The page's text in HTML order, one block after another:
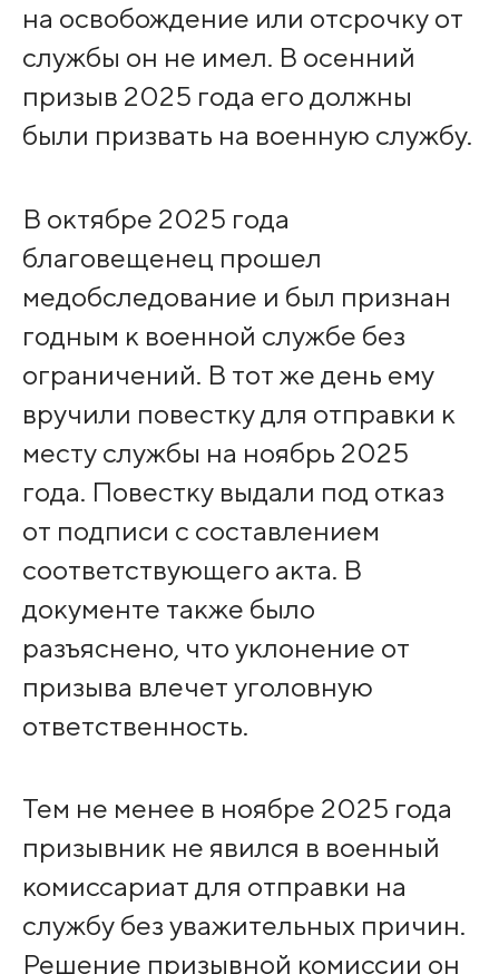
на освобождение или отсрочку от
службы он не имел. В осенний
призыв 2025 года его должны
были призвать на военную службу.
В октябре 2025 года
благовещенец прошел
медобследование и был признан
годным к военной службе без
ограничений. В тот же день ему
вручили повестку для отправки к
месту службы на ноябрь 2025
года. Повестку выдали под отказ
от подписи с составлением
соответствующего акта. В
документе также было
разъяснено, что уклонение от
призыва влечет уголовную
ответственность.
Тем не менее в ноябре 2025 года
призывник не явился в военный
комиссариат для отправки на
службу без уважительных причин.
Решение призывной комиссии он